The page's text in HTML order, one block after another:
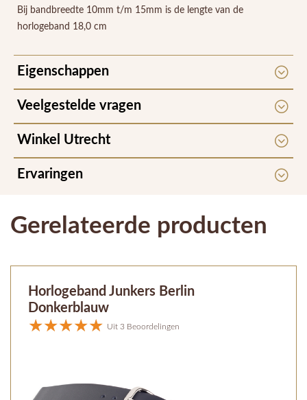
Bij bandbreedte 10mm t/m 15mm is de lengte van de
horlogeband 18,0 cm
Eigenschappen
Veelgestelde vragen
Winkel Utrecht
Ervaringen
Gerelateerde producten
Horlogeband Junkers Berlin
Donkerblauw
Uit 3 Beoordelingen